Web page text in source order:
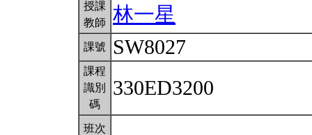
授課
教師
林一星
課號 SW8027
課程
識別
碼
330ED3200
班次